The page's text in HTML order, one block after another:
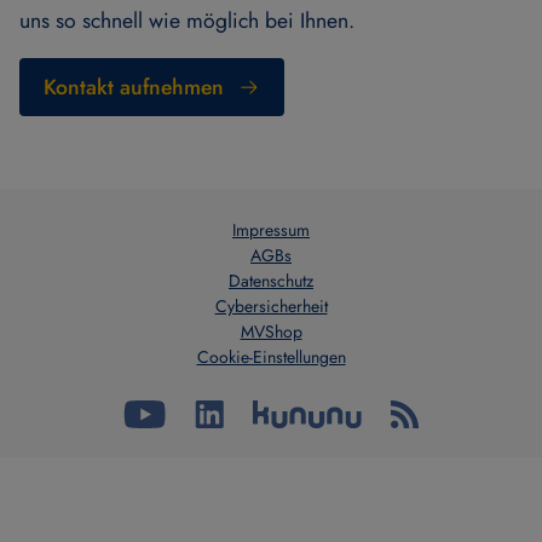
uns so schnell wie möglich bei Ihnen.
Kontakt aufnehmen
Impressum
AGBs
Datenschutz
Cybersicherheit
MVShop
Cookie-Einstellungen